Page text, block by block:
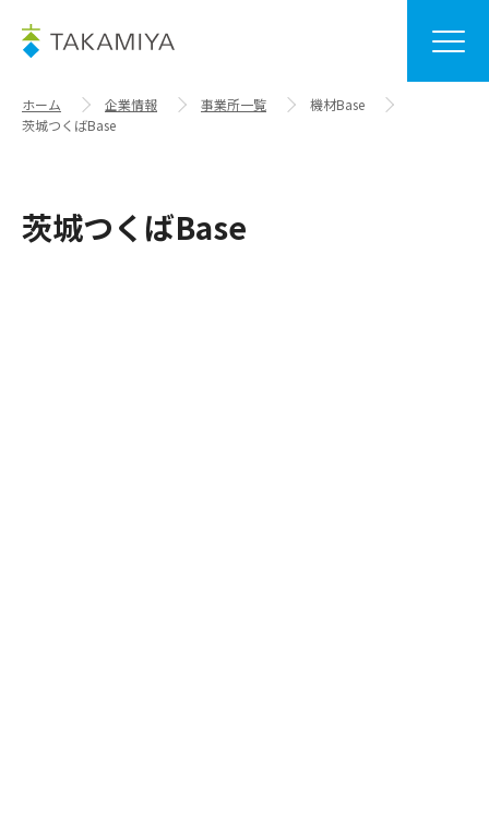
ホーム 企業情報 事業所一覧
機材Base
茨城つくばBase
茨城つくばBase